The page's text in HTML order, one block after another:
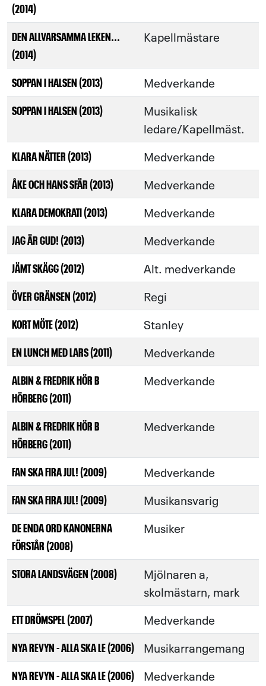
(2014)
DEN ALLVARSAMMA LEKEN...
(2014)
Kapellmästare
SOPPAN I HALSEN (2013) Medverkande
SOPPAN I HALSEN (2013)
Musikalisk
ledare/Kapellmäst.
KLARA NÄTTER (2013) Medverkande
ÅKE OCH HANS SFÄR (2013) Medverkande
KLARA DEMOKRATI (2013) Medverkande
JAG ÄR GUD! (2013) Medverkande
JÄMT SKÄGG (2012) Alt. medverkande
ÖVER GRÄNSEN (2012) Regi
KORT MÖTE (2012) Stanley
EN LUNCH MED LARS (2011) Medverkande
ALBIN & FREDRIK HÖR B
HÖRBERG (2011)
Medverkande
ALBIN & FREDRIK HÖR B
HÖRBERG (2011)
Medverkande
FAN SKA FIRA JUL! (2009) Medverkande
FAN SKA FIRA JUL! (2009) Musikansvarig
DE ENDA ORD KANONERNA
FÖRSTÅR (2008)
Musiker
STORA LANDSVÄGEN (2008)
Mjölnaren a,
skolmästarn, mark
ETT DRÖMSPEL (2007) Medverkande
NYA REVYN - ALLA SKA LE (2006) Musikarrangemang
NYA REVYN - ALLA SKA LE (2006) Medverkande